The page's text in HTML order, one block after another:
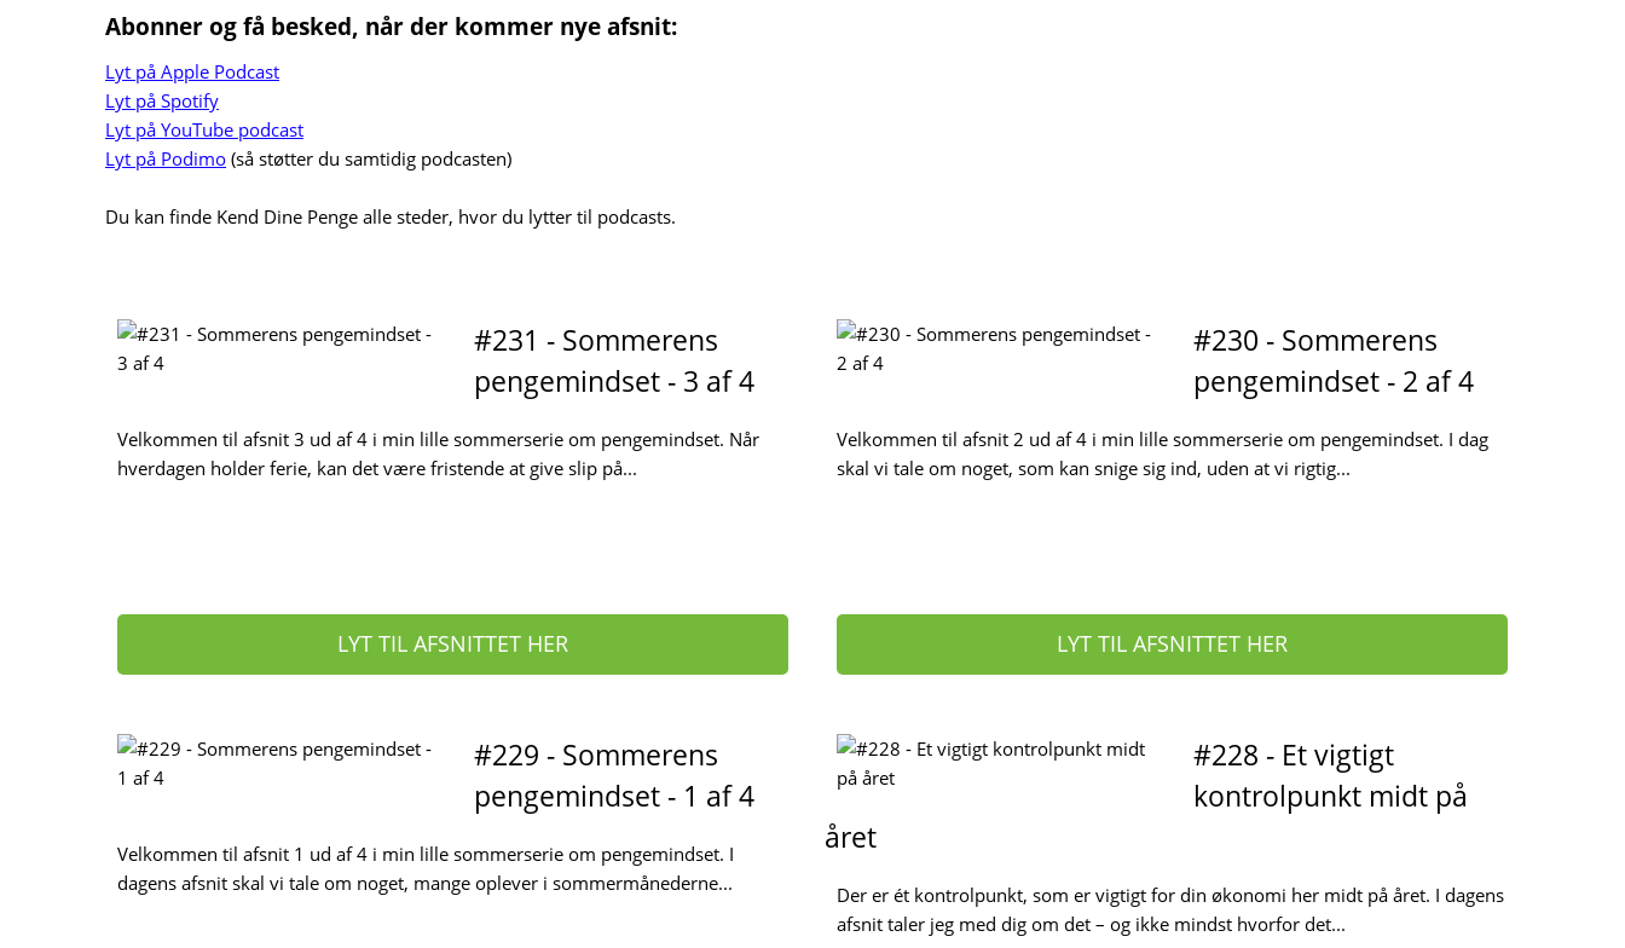
Abonner og få besked, når der kommer nye afsnit:
Lyt på Apple Podcast
Lyt på Spotify
Lyt på YouTube podcast
Lyt på Podimo (så støtter du samtidig podcasten)
Du kan finde Kend Dine Penge alle steder, hvor du lytter til podcasts.
#231 - Sommerens
pengemindset - 3 af 4
Velkommen til afsnit 3 ud af 4 i min lille sommerserie om pengemindset. Når
hverdagen holder ferie, kan det være fristende at give slip på...
LYT TIL AFSNITTET HER
#230 - Sommerens
pengemindset - 2 af 4
Velkommen til afsnit 2 ud af 4 i min lille sommerserie om pengemindset. I dag
skal vi tale om noget, som kan snige sig ind, uden at vi rigtig...
LYT TIL AFSNITTET HER
#229 - Sommerens
pengemindset - 1 af 4
Velkommen til afsnit 1 ud af 4 i min lille sommerserie om pengemindset. I
dagens afsnit skal vi tale om noget, mange oplever i sommermånederne...
#228 - Et vigtigt
kontrolpunkt midt på
året
Der er ét kontrolpunkt, som er vigtigt for din økonomi her midt på året. I dagens
afsnit taler jeg med dig om det – og ikke mindst hvorfor det...